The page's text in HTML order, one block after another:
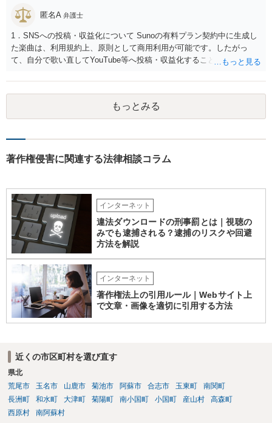
匿名A 弁護士
1．SNSへの投稿・収益化について Sunoの有料プラン契約中に生成し
た楽曲は、利用規約上、原則として商用利用が可能です。したがっ
て、自分で歌い直してYouTube等へ投稿・収益化することも、通常は
確認してください。 2．メロディーや伴奏の使用について AIボーカル
を自分の歌声に差し替えても、メロディーや伴奏を使用する以上、Su
noの規約が適用されます。有料プランで適法に生成したものであれ
ば、原則として使用可能です。 3．著作権とJASRAC登録について Su
の創作的な関与が乏しい場合、著作権が認められない可能性がありま
作権が成立するか否かとは別に、実演家としての著作隣接権が生じま
す。ただし、この権利は、Sunoが生成したメロディーや伴奏自体につ
いて著作権を取得することを意味するものではありません。 JASRAC
への登録は必須ではありません。登録を希望する場合は、自分が作
詞、作曲、編曲等にどの程度創作的に関与したかを説明できることが
重要です。 4．音楽配信やライブについて SpotifyやApple Musicでの
配信、販売、ライブでの歌唱も、Sunoの規約上の商用利用条件を満た
せば、原則として可能です。ただし、配信サービスごとのAI生成音楽
に関する規約も確認する必要があります。 5．注意点について 生成
日、有料プランの契約状況、プロンプト、修正・編集の履歴を保存し
ておくことをお勧めします。また、既存の楽曲と偶然類似する可能性
ビスの規約を確認して判断することになります。
もっとみる
著作権侵害に関連する法律相談コラム
インターネット
違法ダウンロードの刑事罰とは｜視聴の
みでも逮捕される？逮捕のリスクや回避
方法を解説
インターネット
著作権法上の引用ルール｜Webサイト上
で文章・画像を適切に引用する方法
近くの市区町村を選び直す
県北
荒尾市
玉名市 山鹿市 菊池市 阿蘇市 合志市 玉東町
南関町
長洲町
和水町 大津町 菊陽町 南小国町 小国町 産山村
高森町
西原村
南阿蘇村